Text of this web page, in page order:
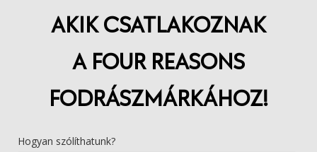
AKIK CSATLAKOZNAK
A FOUR REASONS
FODRÁSZMÁRKÁHOZ!
Hogyan szólíthatunk?